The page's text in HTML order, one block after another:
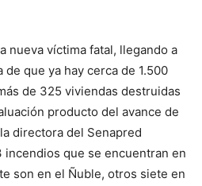
nueva víctima fatal, llegando a
que ya hay cerca de 1.500
de 325 viviendas destruidas
producto del avance de
directora del Senapred
incendios que se encuentran en
son en el Ñuble, otros siete en